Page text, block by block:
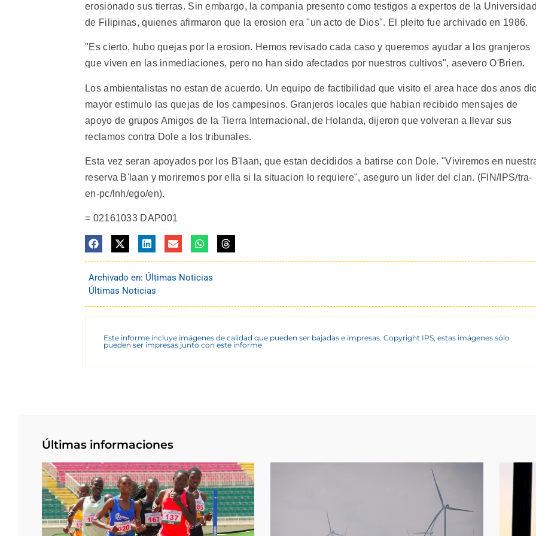
erosionado sus tierras. Sin embargo, la compania presento como testigos a expertos de la
de Filipinas, quienes afirmaron que la erosion era "un acto de Dios". El pleito fue archivado en 1986.
"Es cierto, hubo quejas por la erosion. Hemos revisado cada caso y queremos ayudar a los granjeros
que viven en las inmediaciones, pero no han sido afectados por nuestros cultivos", asevero O'Brien.
Los ambientalistas no estan de acuerdo. Un equipo de factibilidad que visito el area hace dos anos
mayor estimulo las quejas de los campesinos. Granjeros locales que habian recibido mensajes de
apoyo de grupos Amigos de la Tierra Internacional, de Holanda, dijeron que volveran a llevar sus
reclamos contra Dole a los tribunales.
Esta vez seran apoyados por los B'laan, que estan decididos a batirse con Dole. "Viviremos en
reserva B'laan y moriremos por ella si la situacion lo requiere", aseguro un lider del clan. (FIN/IPS/tra-
en-pc/lnh/ego/en).
= 02161033 DAP001
Archivado en: Últimas Noticias
Últimas Noticias
Este informe incluye imágenes de calidad que pueden ser bajadas e impresas. Copyright IPS, estas imágenes sólo
pueden ser impresas junto con este informe
Últimas informaciones